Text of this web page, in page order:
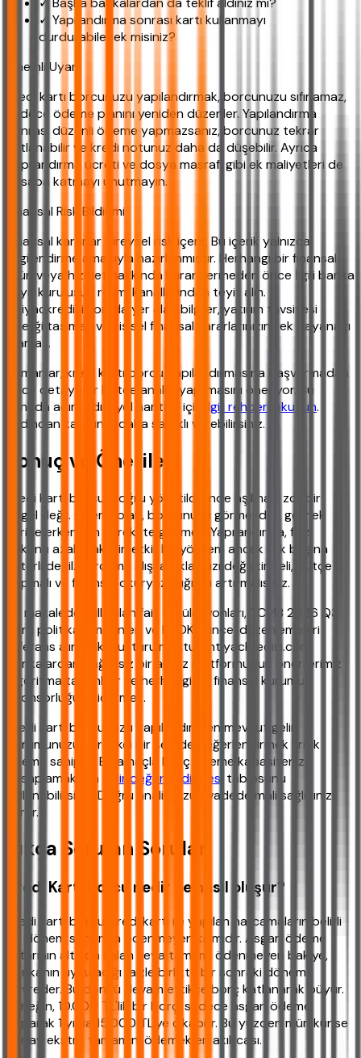
✓ Yapılandırma sonrası kartı kullanmayı
durdurabilecek misiniz?
Önemli Uyarı
Kredi kartı borcunuzu yapılandırmak, borcunuzu sıfırlamaz,
sadece ödeme planını yeniden düzenler. Yapılandırma
sonrası düzenli ödeme yapmazsanız, borcunuz tekrar
katlanabilir ve kredi notunuz daha da düşebilir. Ayrıca
yapılandırma ücreti ve dosya masrafı gibi ek maliyetleri de
hesaba katmayı unutmayın.
Finansal Risk Bildirimi
Finansal kararlar bireysel risk içerir. Bu içerik yalnızca
bilgilendirme amacıyla hazırlanmıştır. Herhangi bir finansal
ürün veya hizmet hakkında karar vermeden önce İlgili banka
veya kuruluşun resmi kanallarından teyit alın.
ihtiyackredisi.com'da yer alan bilgiler, yatırım tavsiyesi
niteliği taşımaz ve kişisel finansal kararlarınızın tek dayanağı
olamaz.
Uzmanlar, kredi kartı borcu yapılandırmasına başvurmadan
önce detaylı bir bütçe analizi yapılmasını öneriyor. Bu
konuda adım adım yol haritası için
ilgili rehberi okuyun.
Ardından kararınızı daha sağlıklı verebilirsiniz.
Sonuç ve Öneriler
Kredi kartı borcu, doğru yönetildiğinde aşılması zor bir
engel değil. Önemli olan, borcunuzu görmezden gelmek
yerine erkenden harekete geçmek. Yapılandırma, faiz
yükünü azaltmak için etkili bir yöntem ancak tek başına
yeterli değil. Harcama alışkanlıklarınızı değiştirmeli, bütçe
yapmalı ve finansal okuryazarlığınızı artırmalısınız.
Bu makalede kullanılan faiz simülasyonları, TCMB 2026 Q3
para politikası metinleri ve BDDK güncel düzenlemeleri
referans alınarak oluşturulmuştur. ihtiyackredisi.com,
bankalardan bağımsız bir analiz platformudur; önerilerimiz
algoritma tabanlıdır ve herhangi bir finansal kurumun
sponsorluğunu içermez.
Kredi kartı borcunuzu yapılandırırken mevcut gelir
durumunuzu gerçekçi bir şekilde değerlendirmek kritik
öneme sahiptir. Bu amaçla borç ödeme kapasitenizi
hesaplamak için
gelir değerlendirmesi tablosunu
kullanabilirsiniz. Doğru analiz, uzun vadede mali sağlığınızı
korur.
Sıkça Sorulan Sorular
Kredi Kartı Borcu nedir ve nasıl oluşur?
Kredi kartı borcu, kredi kartı ile yapılan harcamaların belirli
bir dönem sonunda ödenmeyen kısmıdır. Asgari ödeme
tutarının altında kalan veya tamamı ödenmeyen bakiye,
bankanın uyguladığı faizle birlikte bir sonraki döneme
devreder. Bu döngü devam ettikçe borç katlanarak büyür.
Örneğin, 10.000 TL'lik bir borç, sadece asgari ödeme
yaparak 1 yılda 15.000 TL'ye çıkabilir. Bu yüzden mümkünse
her ay ekstre tamamını ödemek en akıllıcası.